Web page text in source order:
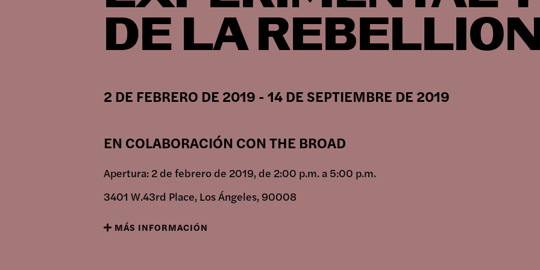
PROGRAMAS
PÚBLICOS
日本語
DE LA
2 DE FEBRERO DE 2019 - 14 DE SEPTIEMBRE DE 2019
EN COLABORACIÓN CON THE BROAD
Apertura: 2 de febrero de 2019, de 2:00 p.m. a 5:00 p.m.
3401 W.43rd Place, Los Ángeles, 90008
MÁS INFORMACIÓN